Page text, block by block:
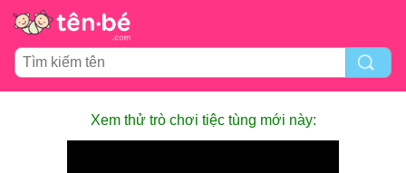
Xem thử trò chơi tiệc tùng mới này: